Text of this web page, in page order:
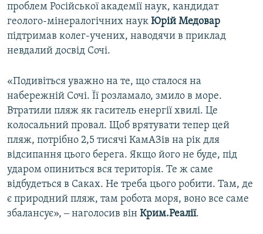
проблем Російської академії наук, кандидат
геолого-мінералогічних наук Юрій Медовар
підтримав колег-учених, наводячи в приклад
невдалий досвід Сочі.
«Подивіться уважно на те, що сталося на
набережній Сочі. Її розламало, змило в море.
Втратили пляж як гаситель енергії хвилі. Це
колосальний провал. Щоб врятувати тепер цей
пляж, потрібно 2,5 тисячі КамАЗів на рік для
відсипання цього берега. Якщо його не буде, під
ударом опиниться вся територія. Те ж саме
відбудеться в Саках. Не треба цього робити. Там, де
є природний пляж, там робота моря, воно все саме
збалансує», ‒ наголосив він Крим.Реалії.